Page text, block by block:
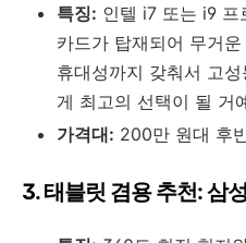
특징: 인텔 i7 또는 i9 프
카드가 탑재되어 무거
휴대성까지 갖춰서 고
게 최고의 선택이 될 거
가격대: 200만 원대 후
3. 태블릿 겸용 추천: 삼